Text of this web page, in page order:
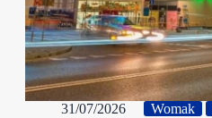
31/07/2026 Womak